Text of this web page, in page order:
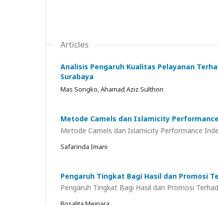
Articles
Analisis Pengaruh Kualitas Pelayanan
Surabaya
Mas Songko, Ahamad Aziz Sulthon
Metode Camels dan Islamicity
Metode Camels dan Islamicity Performance
Safarinda Imani
Pengaruh Tingkat Bagi Hasil dan Promosi
Pengaruh Tingkat Bagi Hasil dan Promosi